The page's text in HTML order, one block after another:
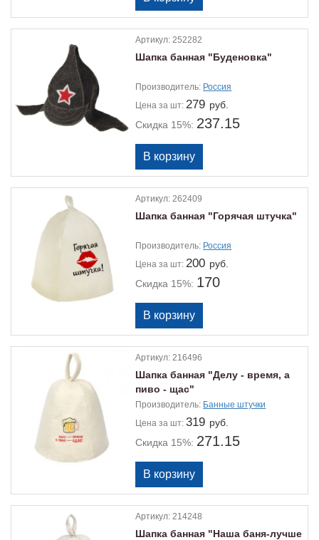
Артикул:252282
Шапка банная "Буденовка"
Производитель: Россия
Цена за шт:279 руб.
Скидка 15%: 237.15
Артикул:262409
Шапка банная "Горячая штучка"
Производитель: Россия
Цена за шт:200 руб.
Скидка 15%: 170
Артикул:216496
Шапка банная "Делу - время, а
пиво - щас"
Производитель: Банные штучки
Цена за шт:319 руб.
Скидка 15%: 271.15
Артикул:214248
Шапка банная "Наша баня-лучше